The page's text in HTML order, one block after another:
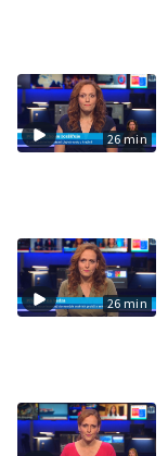
26 min
26 min